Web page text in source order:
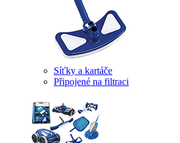
Síťky a kartáče
Připojené na filtraci